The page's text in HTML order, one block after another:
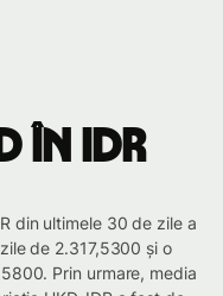
în IDR
din ultimele 30 de zile a
de 2.317,5300 și o
Prin urmare, media